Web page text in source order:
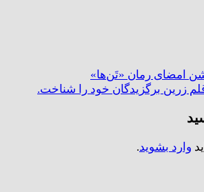
امضای رمان «تَن‌ها»
زرین برگزیدگان خود را شناخت.
وارد بشوید.